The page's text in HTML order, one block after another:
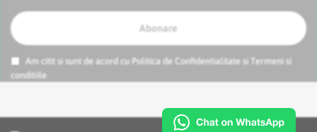
Abonare
Am citit si sunt de acord cu Politica de Confidentialitate si
Termeni si
conditiile